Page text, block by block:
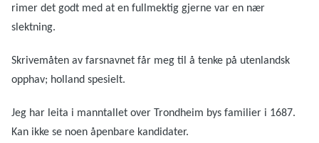
rimer det godt med at en fullmektig gjerne var en nær
slektning.
Skrivemåten av farsnavnet får meg til å tenke på utenlandsk
opphav; holland spesielt.
Jeg har leita i manntallet over Trondheim bys familier i 1687.
Kan ikke se noen åpenbare kandidater.